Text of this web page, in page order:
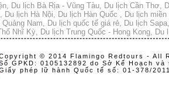
Du lịch Bà Rịa - Vũng Tàu Du lịch Cần Thơ
Du lịch Hà Nội Du lịch Hàn Quốc
Du lịch miền
Quảng Nam Du lịch quốc tế giá rẻ Du lịch Sapa
Nhĩ Kỳ Du lịch Trung Quốc - Hong Kong Du
© 2014 Flamingo Redtours - All
GPKD: 0105132892 do Sở Kế Hoạch
phép lữ hành Quốc tế số: 01-378/